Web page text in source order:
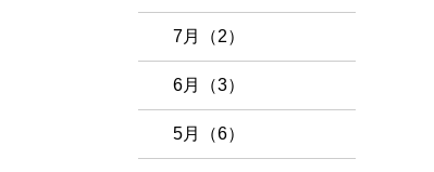
7月（2）
6月（3）
5月（6）